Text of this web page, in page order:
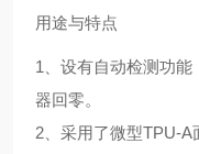
用途与特点
1、设有自动检测功
器回零。
2、采用了微型TPU-A